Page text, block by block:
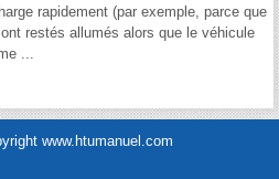
rapidement (par exemple, parce que
restés allumés alors que le véhicule
...
www.htumanuel.com